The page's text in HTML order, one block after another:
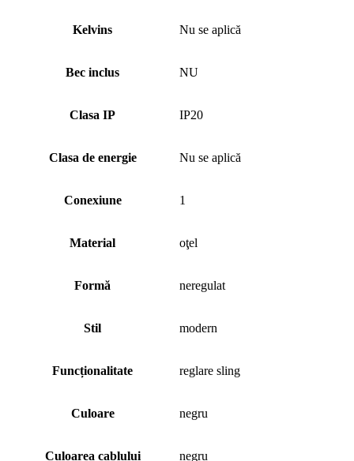
Kelvins Nu se aplică
Bec inclus NU
Clasa IP IP20
Clasa de energie Nu se aplică
Conexiune 1
Material oţel
Formă neregulat
Stil modern
Funcționalitate reglare sling
Culoare negru
Culoarea cablului negru